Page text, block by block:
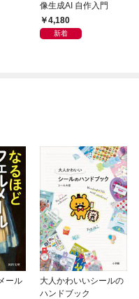
像生成AI 自作入門
4,180
新着
ール
大人かわいいシールの
ハンドブック